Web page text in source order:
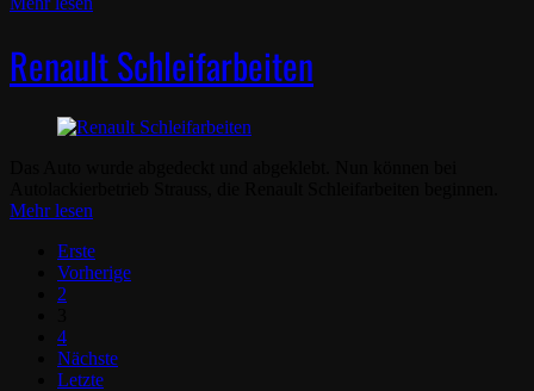
Renault Schleifarbeiten
Mehr lesen
Erste
Vorherige
2
4
Nächste
Letzte